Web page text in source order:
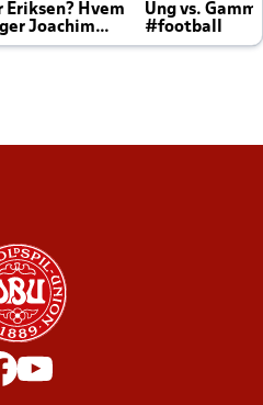
Eriksen? Hvem
Joachim
Ung vs.
#football